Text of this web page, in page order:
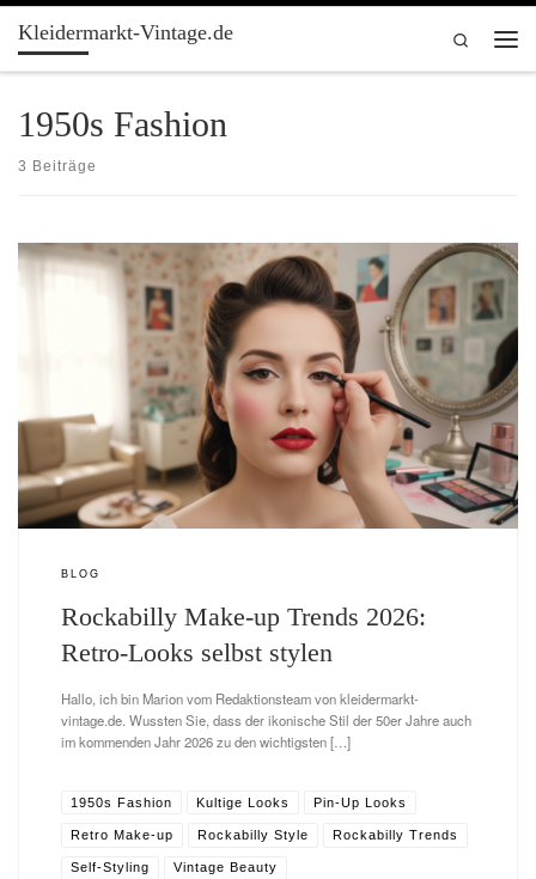
Zum Inhalt springen
Kleidermarkt-Vintage.de
Search
1950s Fashion
3 Beiträge
BLOG
Rockabilly Make-up Trends 2026:
Retro-Looks selbst stylen
Hallo, ich bin Marion vom Redaktionsteam von kleidermarkt-
vintage.de. Wussten Sie, dass der ikonische Stil der 50er Jahre auch
im kommenden Jahr 2026 zu den wichtigsten […]
1950s Fashion Kultige Looks Pin-Up Looks
Retro Make-up Rockabilly Style Rockabilly Trends
Self-Styling Vintage Beauty